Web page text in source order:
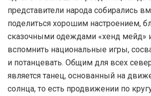
представители народа собирались
поделиться хорошим настроением,
сказочными одеждами «хенд мейд»
вспомнить национальные игры,
и потанцевать. Общим для всех
является танец, основанный на
солнца, то есть продвижении по